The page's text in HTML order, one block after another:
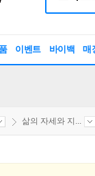
이벤트 바이백 매
삶의 자세와 지...